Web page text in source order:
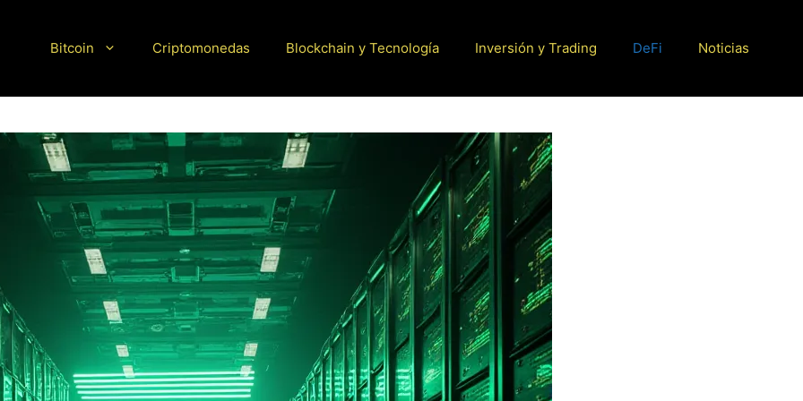
Bitcoin Criptomonedas Blockchain y Tecnología Inversión y Trading DeFi Noticias